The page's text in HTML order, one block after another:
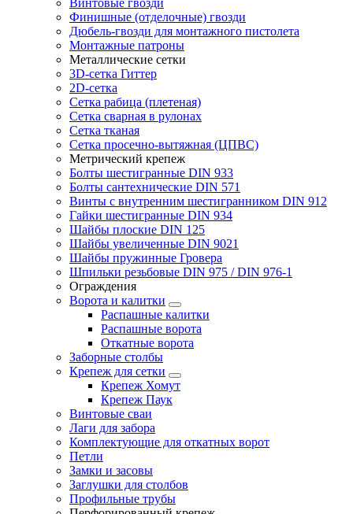
Винтовые гвозди
Финишные (отделочные) гвозди
Дюбель-гвозди для монтажного пистолета
Монтажные патроны
Металлические сетки
3D-сетка Гиттер
2D-сетка
Сетка рабица (плетеная)
Сетка сварная в рулонах
Сетка тканая
Сетка просечно-вытяжная (ЦПВС)
Метрический крепеж
Болты шестигранные DIN 933
Болты сантехнические DIN 571
Винты с внутренним шестигранником DIN 912
Гайки шестигранные DIN 934
Шайбы плоские DIN 125
Шайбы увеличенные DIN 9021
Шайбы пружинные Гровера
Шпильки резьбовые DIN 975 / DIN 976-1
Ограждения
Ворота и калитки
Распашные калитки
Распашные ворота
Откатные ворота
Заборные столбы
Крепеж для сетки
Крепеж Хомут
Крепеж Паук
Винтовые сваи
Лаги для забора
Комплектующие для откатных ворот
Петли
Замки и засовы
Заглушки для столбов
Профильные трубы